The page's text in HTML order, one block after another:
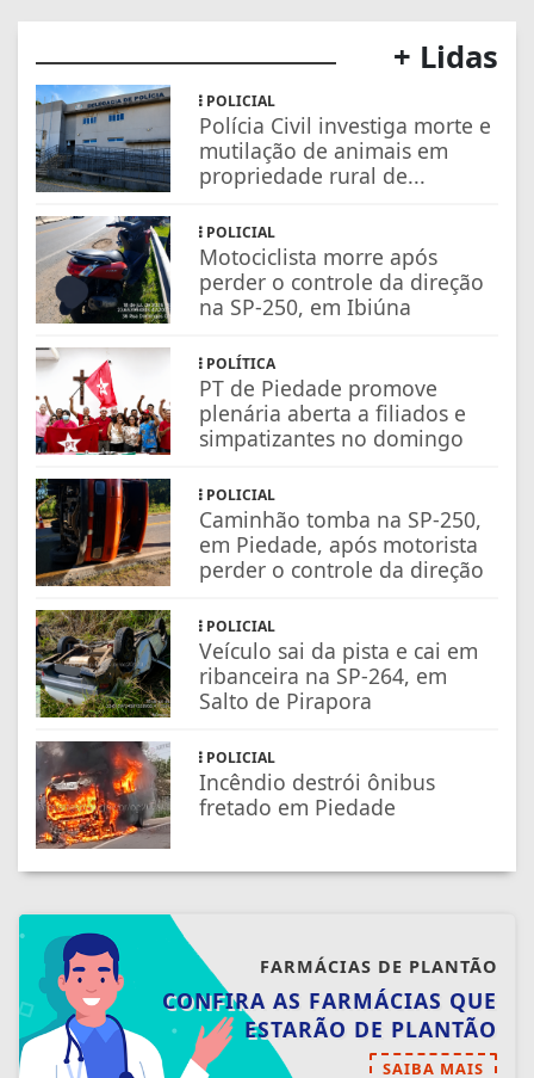
+ Lidas
POLICIAL
Polícia Civil investiga morte e
mutilação de animais em
propriedade rural de...
POLICIAL
Motociclista morre após
perder o controle da direção
na SP-250, em Ibiúna
POLÍTICA
PT de Piedade promove
plenária aberta a filiados e
simpatizantes no domingo
POLICIAL
Caminhão tomba na SP-250,
em Piedade, após motorista
perder o controle da direção
POLICIAL
Veículo sai da pista e cai em
ribanceira na SP-264, em
Salto de Pirapora
POLICIAL
Incêndio destrói ônibus
fretado em Piedade
FARMÁCIAS DE PLANTÃO
CONFIRA AS FARMÁCIAS QUE
ESTARÃO DE PLANTÃO
SAIBA MAIS